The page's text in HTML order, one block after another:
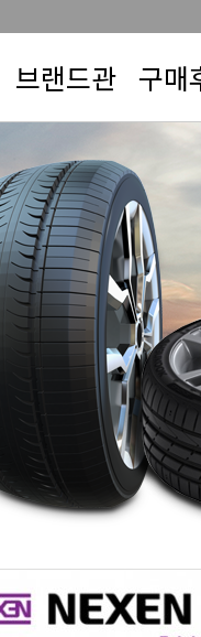
브랜드관 구매